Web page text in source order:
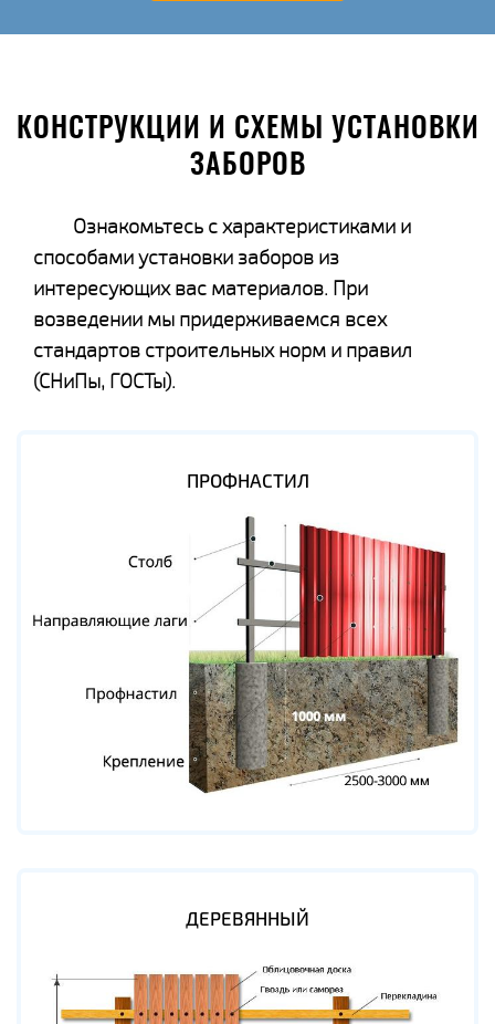
КОНСТРУКЦИИ И СХЕМЫ УСТАНОВКИ
ЗАБОРОВ
Ознакомьтесь с характеристиками и
способами установки заборов из
интересующих вас материалов. При
возведении мы придерживаемся всех
стандартов строительных норм и правил
(СНиПы, ГОСТы).
ПРОФНАСТИЛ
ДЕРЕВЯННЫЙ